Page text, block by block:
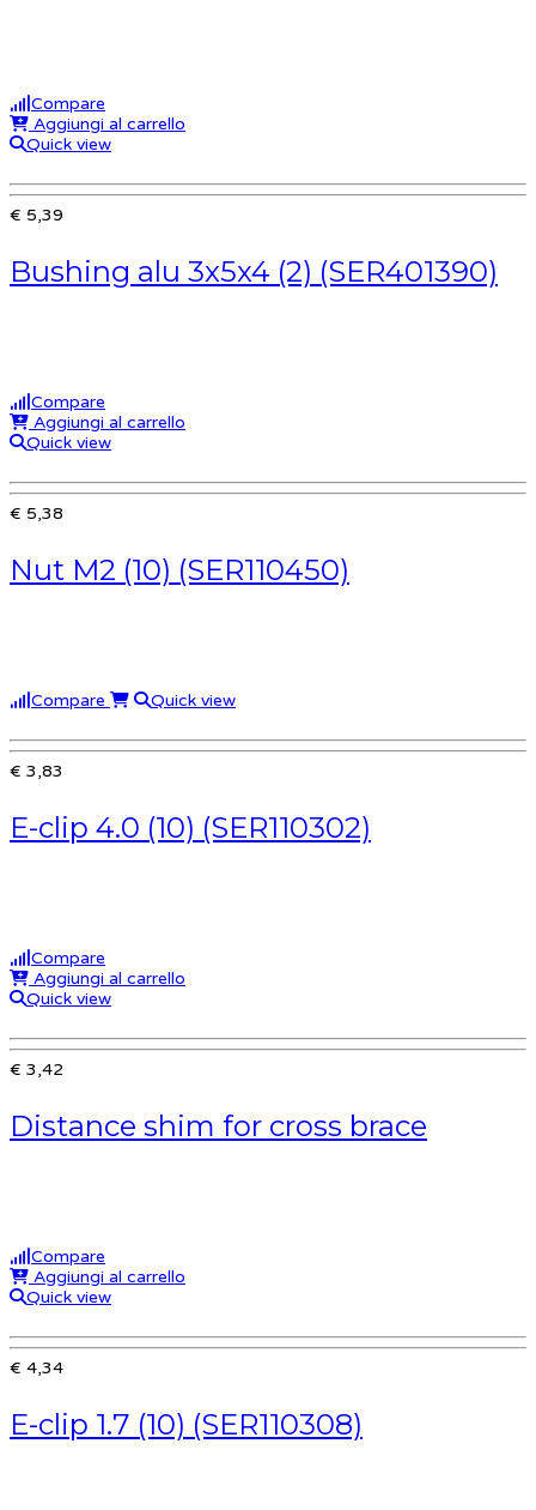
Compare
Aggiungi al carrello
Quick view
€ 5,39
Bushing alu 3x5x4 (2) (SER401390)
Compare
Aggiungi al carrello
Quick view
€ 5,38
Nut M2 (10) (SER110450)
Compare Quick view
€ 3,83
E-clip 4.0 (10) (SER110302)
Compare
Aggiungi al carrello
Quick view
€ 3,42
Distance shim for cross brace
Compare
Aggiungi al carrello
Quick view
€ 4,34
E-clip 1.7 (10) (SER110308)